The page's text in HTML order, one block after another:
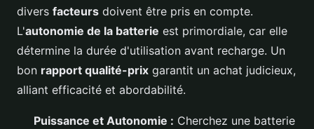
divers facteurs doivent être pris en compte.
L'autonomie de la batterie est primordiale, car elle
détermine la durée d'utilisation avant recharge. Un
bon rapport qualité-prix garantit un achat judicieux,
alliant efficacité et abordabilité.
Puissance et Autonomie : Cherchez une batterie